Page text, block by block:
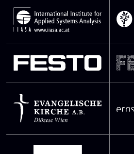
SVG Datei
SVG Datei
SVG Datei